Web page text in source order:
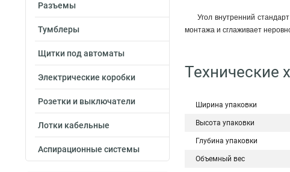
Разъемы
Тумблеры
Щитки под автоматы
Электрические коробки
Розетки и выключатели
Лотки кабельные
Аспирационные системы
Угол внутренний
монтажа и сглаживает
Технические
Ширина упаковки
Высота упаковки
Глубина упаковки
Объемный вес